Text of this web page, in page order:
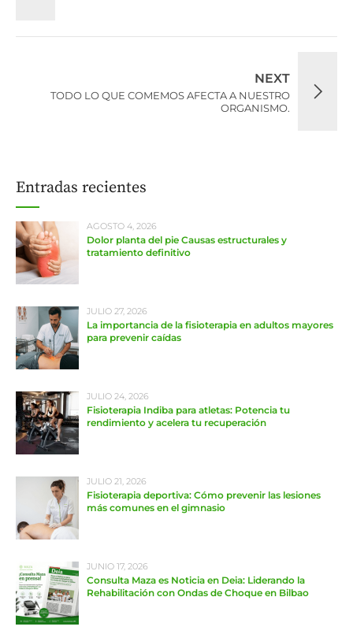
NEXT
TODO LO QUE COMEMOS AFECTA A NUESTRO
ORGANISMO.
Entradas recientes
AGOSTO 4, 2026
Dolor planta del pie Causas estructurales y
tratamiento definitivo
JULIO 27, 2026
La importancia de la fisioterapia en adultos mayores
para prevenir caídas
JULIO 24, 2026
Fisioterapia Indiba para atletas: Potencia tu
rendimiento y acelera tu recuperación
JULIO 21, 2026
Fisioterapia deportiva: Cómo prevenir las lesiones
más comunes en el gimnasio
JUNIO 17, 2026
Consulta Maza es Noticia en Deia: Liderando la
Rehabilitación con Ondas de Choque en Bilbao